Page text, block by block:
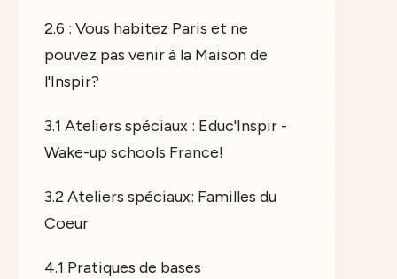
2.6 : Vous habitez Paris et ne
pouvez pas venir à la Maison de
l'Inspir?
3.1 Ateliers spéciaux : Educ'Inspir -
Wake-up schools France!
3.2 Ateliers spéciaux: Familles du
Coeur
4.1 Pratiques de bases